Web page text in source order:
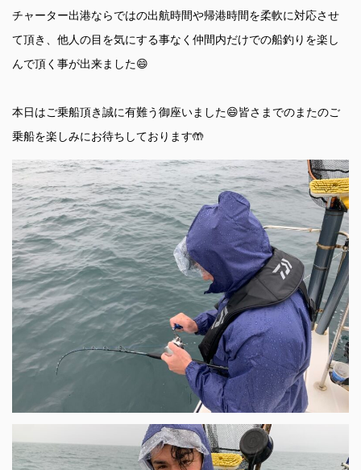
チャーター出港ならではの出航時間や帰港時間を柔軟に対応させ
て頂き、他人の目を気にする事なく仲間内だけでの船釣りを楽し
んで頂く事が出来ました😄
本日はご乗船頂き誠に有難う御座いました😄皆さまでのまたのご
乗船を楽しみにお待ちしております🤲